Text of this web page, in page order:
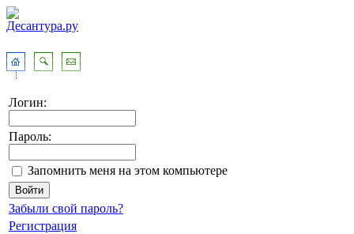
Логин:
Пароль:
Запомнить меня на этом компьютере
Забыли свой пароль?
Регистрация